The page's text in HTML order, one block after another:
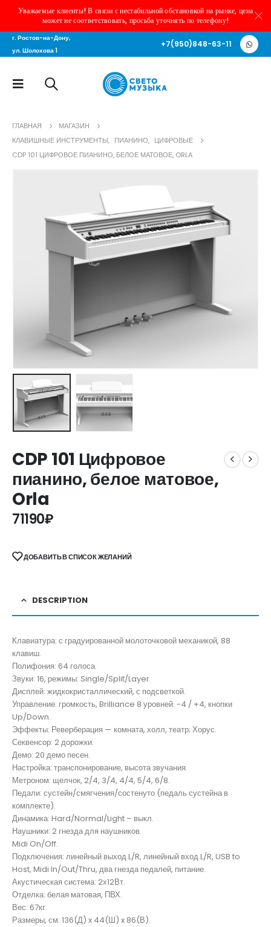
Уважаемые клиенты! В связи с нестабильной обстановкой на рынке, цена
может не соответствовать, просьба уточнять по телефону!
г. Ростов-на-Дону,
ул. Шолохова 1
+7(950)848-63-11
ГЛАВНАЯ
МАГАЗИН
КЛАВИШНЫЕ ИНСТРУМЕНТЫ, ПИАНИНО, ЦИФРОВЫЕ
CDP 101 ЦИФРОВОЕ ПИАНИНО, БЕЛОЕ МАТОВОЕ, ORLA
CDP 101 Цифровое
пианино, белое матовое,
Orla
71190₽
ДОБАВИТЬ В СПИСОК ЖЕЛАНИЙ
DESCRIPTION
Клавиатура: с градуированной молоточковой механикой, 88
клавиш.
Полифония: 64 голоса.
Звуки: 16, режимы: Single/Split/Layer.
Дисплей: жидкокристаллический, с подсветкой.
Управление: громкость, Brilliance 8 уровней: -4 / +4, кнопки
Up/Down.
Эффекты: Реверберация — комната, холл, театр; Хорус.
Секвенсор: 2 дорожки.
Демо: 20 демо песен.
Настройка: транспонирование, высота звучания.
Метроном: щелчок, 2/4, 3/4, 4/4, 5/4, 6/8.
Педали: сустейн/смягчения/состенуто (педаль сустейна в
комплекте).
Динамика: Hard/Normal/Light – выкл.
Наушники: 2 гнезда для наушников.
Midi On/Off.
Подключения: линейный выход L/R, линейный вход L/R, USB to
Host, Midi In/Out/Thru, два гнезда педалей, питание.
Акустическая система: 2х12Вт.
Отделка: белая матовая, ПВХ.
Вес: 67кг.
Размеры, см: 136(Д) x 44(Ш) x 86(В).